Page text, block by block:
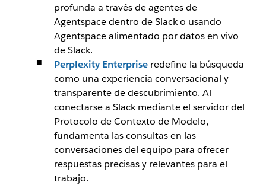
profunda a través de agentes de
Agentspace dentro de Slack o usando
Agentspace alimentado por datos en vivo
de Slack.
Perplexity Enterpriseredefine la búsqueda
como una experiencia conversacional y
transparente de descubrimiento. Al
conectarse a Slack mediante el servidor del
Protocolo de Contexto de Modelo,
fundamenta las consultas en las
conversaciones del equipo para ofrecer
respuestas precisas y relevantes para el
trabajo.